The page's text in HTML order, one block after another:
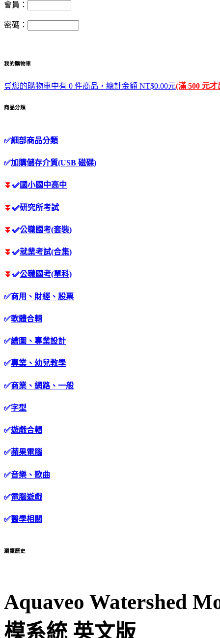
會員：
密碼：
我的購物車
🛒您的購物車中有 0 件商品，總計金額 NT$0.00元(滿 500 元才
商品分類
✅細部商品分類
✅加購儲存介質(USB 磁碟)
⏬ ✅國小國中高中
⏬ ✅研究所考試
⏬ ✅公職國考(套裝)
⏬ ✅就業考試(合集)
⏬ ✅公職國考(單科)
✅商用、財經、股票
✅軟體合輯
✅繪圖、專業設計
✅專業、幼兒教學
✅商業、網路、一般
✅字型
✅遊戲合輯
✅蘋果電腦
✅音樂、歌曲
✅電腦遊戲
✅醫學相關
瀏覽歷史
Aquaveo Watershed
模系統 英文版